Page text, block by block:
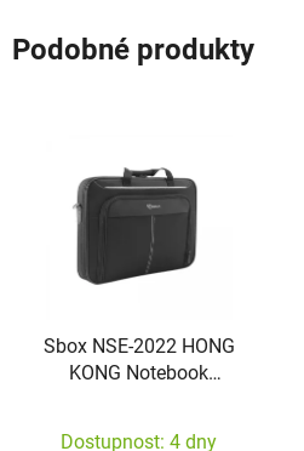
Podobné produkty
Sbox NSE-2022 HONG
KONG Notebook
Dostupnost: 4 dny